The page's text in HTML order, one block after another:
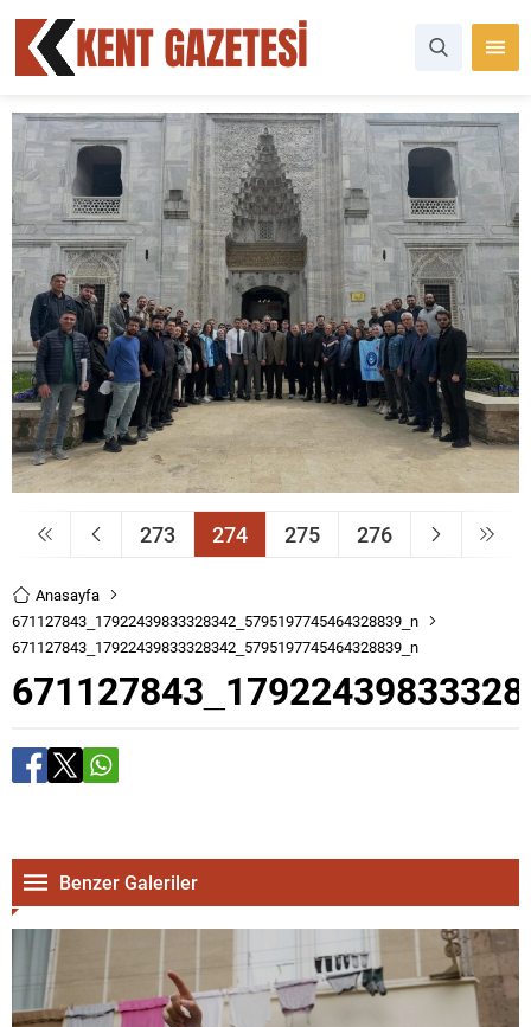
273 274 275 276
Anasayfa
671127843_17922439833328342_5795197745464328839_n
671127843_17922439833328342_5795197745464328839_n
Benzer Galeriler